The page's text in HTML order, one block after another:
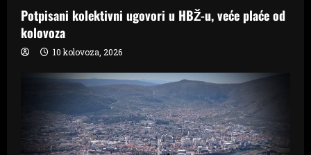
Potpisani kolektivni ugovori u HBŽ-u, veće plaće od
kolovoza
10 kolovoza, 2026